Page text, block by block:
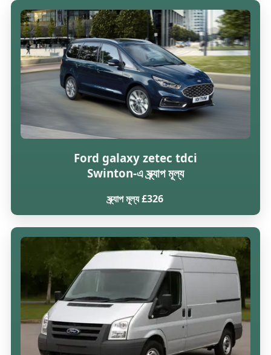
Ford galaxy zetec tdci
Swinton-এ স্ক্র্যাপ মূল্য
স্ক্র্যাপ মূল্য £326